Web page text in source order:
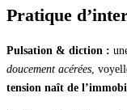
Pratique
Pulsation & diction :
doucement acérées ,
tension naît de